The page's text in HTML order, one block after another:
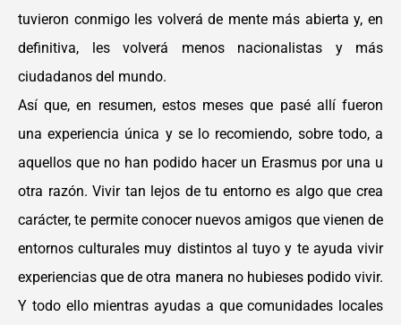
tuvieron conmigo les volverá de mente más abierta y, en
definitiva, les volverá menos nacionalistas y más
ciudadanos del mundo.
Así que, en resumen, estos meses que pasé allí fueron
una experiencia única y se lo recomiendo, sobre todo, a
aquellos que no han podido hacer un Erasmus por una u
otra razón. Vivir tan lejos de tu entorno es algo que crea
carácter, te permite conocer nuevos amigos que vienen de
entornos culturales muy distintos al tuyo y te ayuda vivir
experiencias que de otra manera no hubieses podido vivir.
Y todo ello mientras ayudas a que comunidades locales